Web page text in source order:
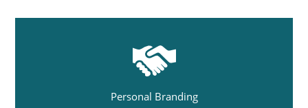
Personal Branding